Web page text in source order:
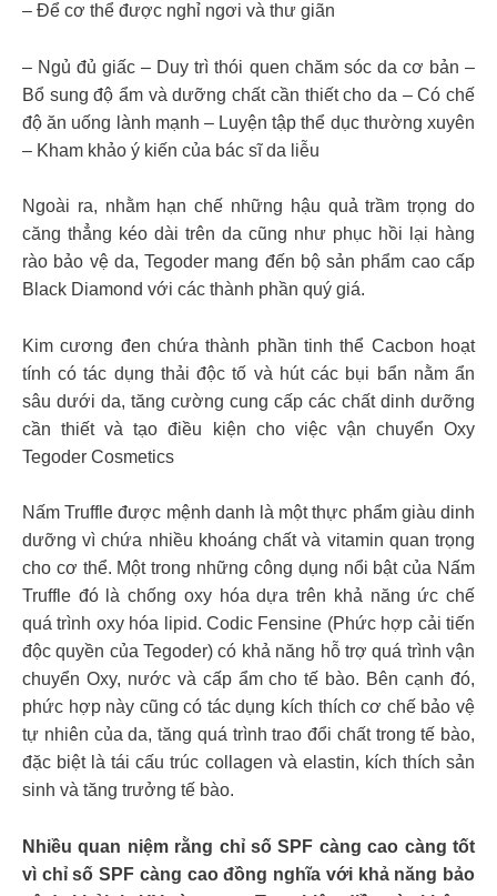
– Để cơ thể được nghỉ ngơi và thư giãn
– Ngủ đủ giấc – Duy trì thói quen chăm sóc da cơ bản –
Bổ sung độ ẩm và dưỡng chất cần thiết cho da – Có chế
độ ăn uống lành mạnh – Luyện tập thể dục thường xuyên
– Kham khảo ý kiến của bác sĩ da liễu
Ngoài ra, nhằm hạn chế những hậu quả trầm trọng do
căng thẳng kéo dài trên da cũng như phục hồi lại hàng
rào bảo vệ da, Tegoder mang đến bộ sản phẩm cao cấp
Black Diamond với các thành phần quý giá.
Kim cương đen chứa thành phần tinh thể Cacbon hoạt
tính có tác dụng thải độc tố và hút các bụi bẩn nằm ẩn
sâu dưới da, tăng cường cung cấp các chất dinh dưỡng
cần thiết và tạo điều kiện cho việc vận chuyển Oxy
Tegoder Cosmetics
Nấm Truffle được mệnh danh là một thực phẩm giàu dinh
dưỡng vì chứa nhiều khoáng chất và vitamin quan trọng
cho cơ thể. Một trong những công dụng nổi bật của Nấm
Truffle đó là chống oxy hóa dựa trên khả năng ức chế
quá trình oxy hóa lipid. Codic Fensine (Phức hợp cải tiến
độc quyền của Tegoder) có khả năng hỗ trợ quá trình vận
chuyển Oxy, nước và cấp ẩm cho tế bào. Bên cạnh đó,
phức hợp này cũng có tác dụng kích thích cơ chế bảo vệ
tự nhiên của da, tăng quá trình trao đổi chất trong tế bào,
đặc biệt là tái cấu trúc collagen và elastin, kích thích sản
sinh và tăng trưởng tế bào.
Nhiều quan niệm rằng chỉ số SPF càng cao càng tốt
vì chỉ số SPF càng cao đồng nghĩa với khả năng bảo